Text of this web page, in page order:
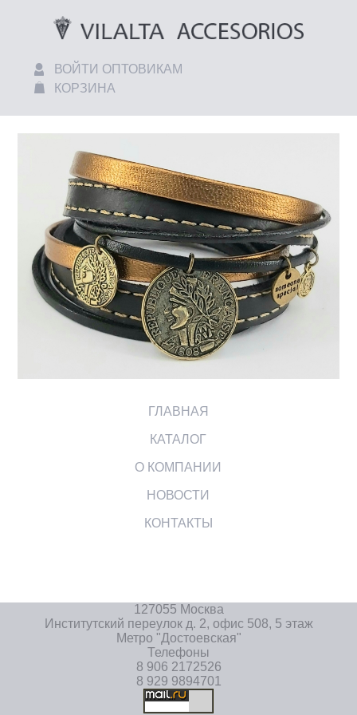
ВОЙТИ ОПТОВИКАМ
КОРЗИНА
ГЛАВНАЯ
КАТАЛОГ
О КОМПАНИИ
НОВОСТИ
КОНТАКТЫ
127055 Москва
Институтский переулок д. 2, офис 508, 5 этаж
Метро "Достоевская"
Телефоны
8 906 2172526
8 929 9894701